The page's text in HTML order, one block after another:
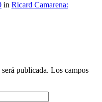
in Ricard Camarena:
publicada. Los campos